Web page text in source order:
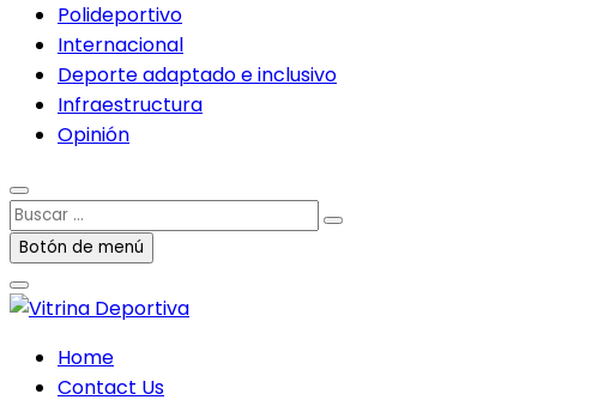
Polideportivo
Internacional
Deporte adaptado e inclusivo
Infraestructura
Opinión
Buscar
…Botón de menú
Home
Contact Us